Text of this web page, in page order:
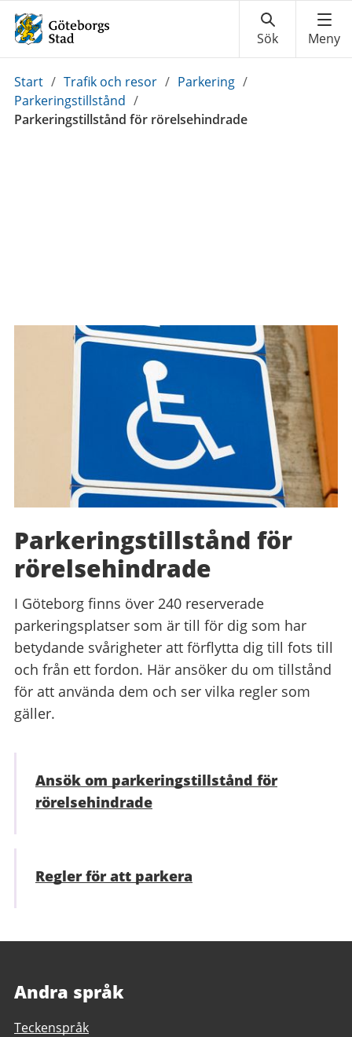
Du
är
här:
Start / Trafik och resor / Parkering /
Parkeringstillstånd /
Parkeringstillstånd för rörelsehindrade
Parkeringstillstånd för
rörelsehindrade
I Göteborg finns över 240 reserverade
parkeringsplatser som är till för dig som har
betydande svårigheter att förflytta dig till fots till
och från ett fordon. Här ansöker du om tillstånd
för att använda dem och ser vilka regler som
gäller.
Ansök om parkeringstillstånd för
rörelsehindrade
Regler för att parkera
Andra språk
Teckenspråk